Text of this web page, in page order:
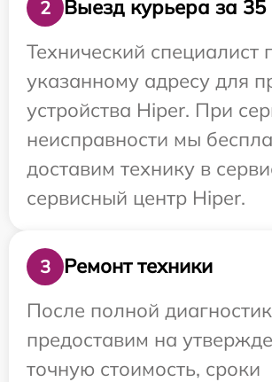
2
Выезд курьера за 35
Технический специалист
указанному адресу для
устройства Hiper. При
неисправности мы
доставим технику в
сервисный центр Hiper.
3
Ремонт техники
После полной
предоставим на
точную стоимость, сроки